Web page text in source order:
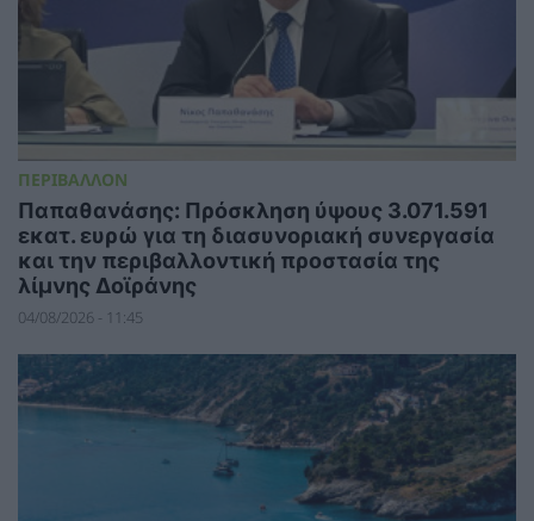
ΠΕΡΙΒΑΛΛΟΝ
Παπαθανάσης: Πρόσκληση ύψους 3.071.591
εκατ. ευρώ για τη διασυνοριακή συνεργασία
και την περιβαλλοντική προστασία της
λίμνης Δοϊράνης
04/08/2026 - 11:45